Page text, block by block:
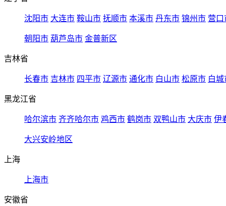
沈阳市 大连市 鞍山市 抚顺市 本溪市 丹东市 锦州市 营口
朝阳市 葫芦岛市 金普新区
吉林省
长春市 吉林市 四平市 辽源市 通化市 白山市 松原市 白城
黑龙江省
哈尔滨市 齐齐哈尔市 鸡西市 鹤岗市 双鸭山市 大庆市 伊
大兴安岭地区
上海
上海市
安徽省